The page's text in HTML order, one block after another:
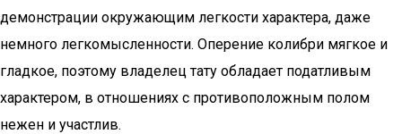
демонстрации окружающим легкости характера, даже
немного легкомысленности. Оперение колибри мягкое и
гладкое, поэтому владелец тату обладает податливым
характером, в отношениях с противоположным полом
нежен и участлив.